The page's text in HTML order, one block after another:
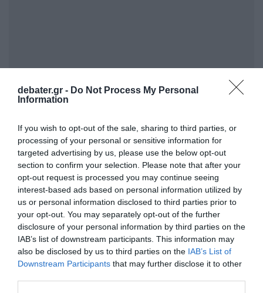
debater.gr - Do Not Process My Personal
Information
If you wish to opt-out of the sale, sharing to third parties, or
processing of your personal or sensitive information for
targeted advertising by us, please use the below opt-out
section to confirm your selection. Please note that after your
opt-out request is processed you may continue seeing
interest-based ads based on personal information utilized by
us or personal information disclosed to third parties prior to
your opt-out. You may separately opt-out of the further
disclosure of your personal information by third parties on the
IAB’s list of downstream participants. This information may
also be disclosed by us to third parties on the IAB’s List of
Downstream Participants that may further disclose it to other
Όπως εξήγησε, τουπουργείο Ανάπτυξης
παραμένει σε εγρήγορση για το θέμα, σχετικά
με το ενδεχόμενο η Τουρκία να προσφύγει
και στο Γενικό Δικαστήριο της Ευρωπαϊκής
Ένωσης ή σε αντίστοιχες δικαστικές αρχές
των Ηνωμένων Πολιτειών της Αμερικής. Είπε
πως αυτό έχει ιδιαίτερη σημασία «ειδικά σε
μέρες που δυστυχώς από την τουρκική
πλευρά βλέπουμε να προετοιμάζεται ένα
νομοσχέδιο με τις γνωστές περιγραφές του